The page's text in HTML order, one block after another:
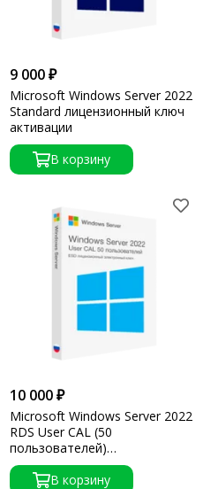
9 000 ₽
Microsoft Windows Server 2022
Standard лицензионный ключ
активации
В корзину
10 000 ₽
Microsoft Windows Server 2022
RDS User CAL (50
пользователей)
лицензионный ключ
активацииВ корзину